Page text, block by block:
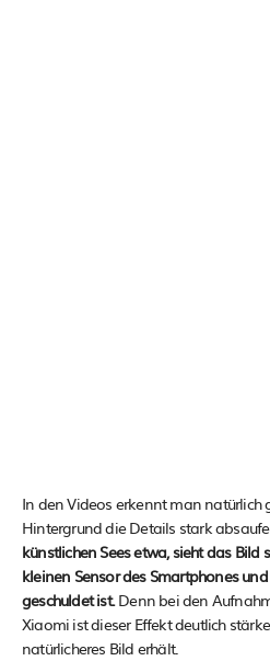
In den Videos erkennt man natürlich
Hintergrund die Details stark
künstlichen Sees etwa, sieht das Bild
kleinen Sensor des Smartphones
geschuldet ist.Denn bei den
Xiaomi ist dieser Effekt deutlich
natürlicheres Bild erhält.